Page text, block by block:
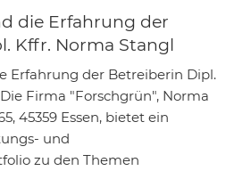
die Erfahrung der
Kffr. Norma Stangl
Erfahrung der Betreiberin Dipl.
Firma "Forschgrün", Norma
45359 Essen, bietet ein
und
zu den Themen